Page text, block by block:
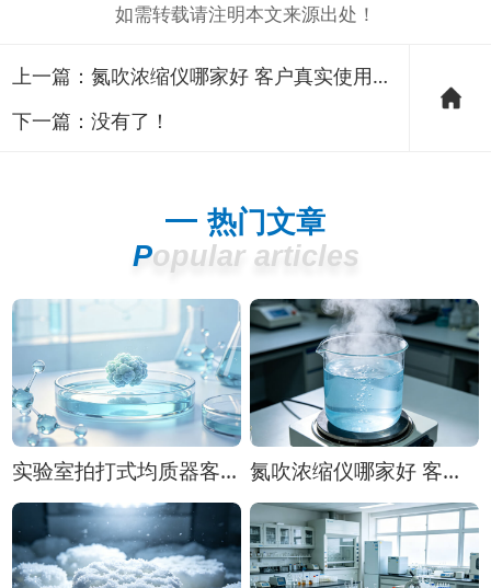
如需转载请注明本文来源出处！
上一篇：氮吹浓缩仪哪家好 客户真实使用案例分享
下一篇：没有了！
热门文章
Popular articles
实验室拍打式均质器客户应用案例：无菌均质、微生物检测推荐 氮吹浓缩仪哪家好 客户真实使用案例分享